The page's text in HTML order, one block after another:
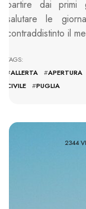
partire dai primi
salutare le
contraddistinto il
TAGS:
#ALLERTA #APERTURA
CIVILE
#PUGLIA
2344